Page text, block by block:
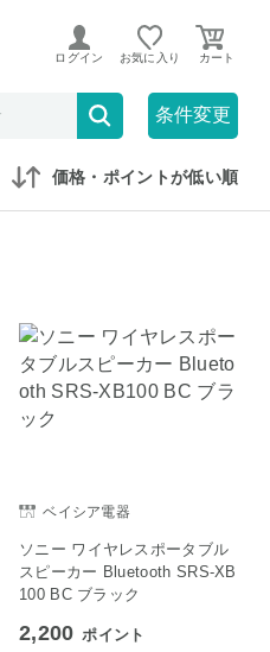
。
ログイン お気に入り
条件変更
セール対象のみ
価格・ポイントが低い順
ベイシア電器
ソニー ワイヤレスポータブル
スピーカー Bluetooth SRS-XB
100 BC ブラック
2,200 ポイント